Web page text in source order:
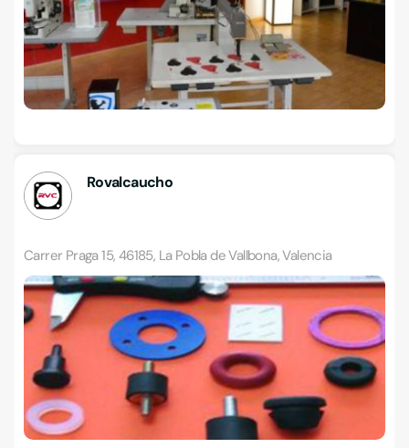
Rovalcaucho
Carrer Praga 15, 46185, La Pobla de Vallbona, Valencia